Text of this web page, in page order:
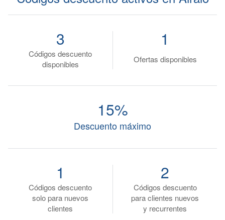
Códigos descuento
disponibles
3
Ofertas disponibles
1
Descuento máximo
15%
Códigos descuento
solo para nuevos
clientes
1
Códigos descuento
para clientes nuevos
y recurrentes
2